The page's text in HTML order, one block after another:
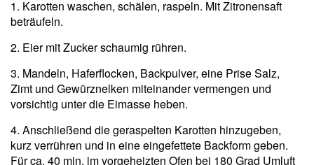
1. Karotten waschen, schälen, raspeln. Mit Zitronensaft
beträufeln.
2. Eier mit Zucker schaumig rühren.
3. Mandeln, Haferflocken, Backpulver, eine Prise Salz,
Zimt und Gewürznelken miteinander vermengen und
vorsichtig unter die Eimasse heben.
4. Anschließend die geraspelten Karotten hinzugeben,
kurz verrühren und in eine eingefettete Backform geben.
Für ca. 40 min. im vorgeheizten Ofen bei 180 Grad Umluft